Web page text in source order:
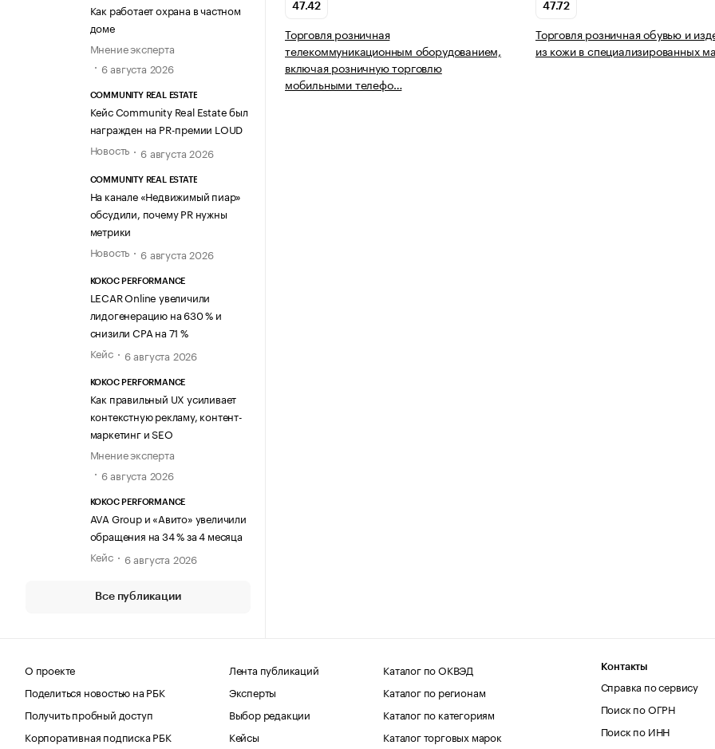
Как работает охрана в частном
доме
Мнение эксперта
6 августа 2026
COMMUNITY REAL ESTATE
Кейс Community Real Estate был
награжден на PR-премии LOUD
Новость
6 августа 2026
COMMUNITY REAL ESTATE
На канале «Недвижимый пиар»
обсудили, почему PR нужны
метрики
Новость
6 августа 2026
KOKOC PERFORMANCE
LECAR Online увеличили
лидогенерацию на 630 % и
снизили CPA на 71 %
Кейс
6 августа 2026
KOKOC PERFORMANCE
Как правильный UX усиливает
контекстную рекламу, контент-
маркетинг и SEO
Мнение эксперта
6 августа 2026
KOKOC PERFORMANCE
AVA Group и «Авито» увеличили
обращения на 34 % за 4 месяца
Кейс
6 августа 2026
Все публикации
47.42
Торговля розничная
телекоммуникационным оборудованием,
включая розничную торговлю
мобильными телефо…
47.72
Торговля розничная обувью и
из кожи в специализированных
О проекте
Поделиться новостью на РБК
Получить пробный доступ
Корпоративная подписка РБК
Лента публикаций
Эксперты
Выбор редакции
Кейсы
Каталог по ОКВЭД
Каталог по регионам
Каталог по категориям
Каталог торговых марок
Контакты
Справка по сервису
Поиск по ОГРН
Поиск по ИНН